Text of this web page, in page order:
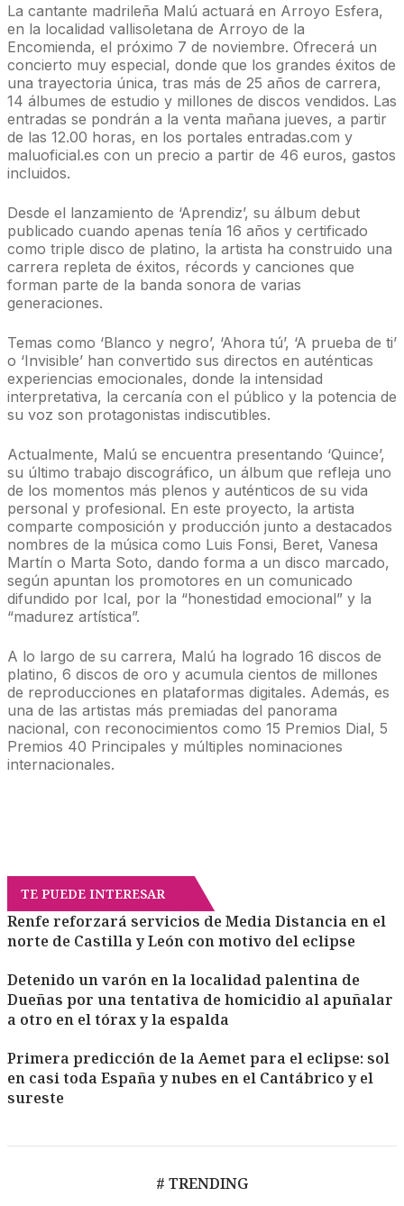
La cantante madrileña Malú actuará en Arroyo Esfera,
en la localidad vallisoletana de Arroyo de la
Encomienda, el próximo 7 de noviembre. Ofrecerá un
concierto muy especial, donde que los grandes éxitos de
una trayectoria única, tras más de 25 años de carrera,
14 álbumes de estudio y millones de discos vendidos. Las
entradas se pondrán a la venta mañana jueves, a partir
de las 12.00 horas, en los portales entradas.com y
maluoficial.es con un precio a partir de 46 euros, gastos
incluidos.
Desde el lanzamiento de ‘Aprendiz’, su álbum debut
publicado cuando apenas tenía 16 años y certificado
como triple disco de platino, la artista ha construido una
carrera repleta de éxitos, récords y canciones que
forman parte de la banda sonora de varias
generaciones.
Temas como ‘Blanco y negro’, ‘Ahora tú’, ‘A prueba de ti’
o ‘Invisible’ han convertido sus directos en auténticas
experiencias emocionales, donde la intensidad
interpretativa, la cercanía con el público y la potencia de
su voz son protagonistas indiscutibles.
Actualmente, Malú se encuentra presentando ‘Quince’,
su último trabajo discográfico, un álbum que refleja uno
de los momentos más plenos y auténticos de su vida
personal y profesional. En este proyecto, la artista
comparte composición y producción junto a destacados
nombres de la música como Luis Fonsi, Beret, Vanesa
Martín o Marta Soto, dando forma a un disco marcado,
según apuntan los promotores en un comunicado
difundido por Ical, por la “honestidad emocional” y la
“madurez artística”.
A lo largo de su carrera, Malú ha logrado 16 discos de
platino, 6 discos de oro y acumula cientos de millones
de reproducciones en plataformas digitales. Además, es
una de las artistas más premiadas del panorama
nacional, con reconocimientos como 15 Premios Dial, 5
Premios 40 Principales y múltiples nominaciones
internacionales.
TE PUEDE INTERESAR
Renfe reforzará servicios de Media Distancia en el
norte de Castilla y León con motivo del eclipse
Detenido un varón en la localidad palentina de
Dueñas por una tentativa de homicidio al apuñalar
a otro en el tórax y la espalda
Primera predicción de la Aemet para el eclipse: sol
en casi toda España y nubes en el Cantábrico y el
sureste
# TRENDING